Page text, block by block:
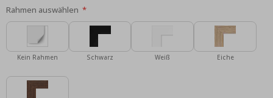
Rahmen auswählen
Kein Rahmen Schwarz Weiß Eiche